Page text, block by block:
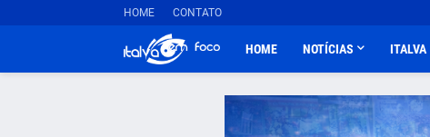
HOME CONTATO
HOME NOTÍCIAS ITALVA